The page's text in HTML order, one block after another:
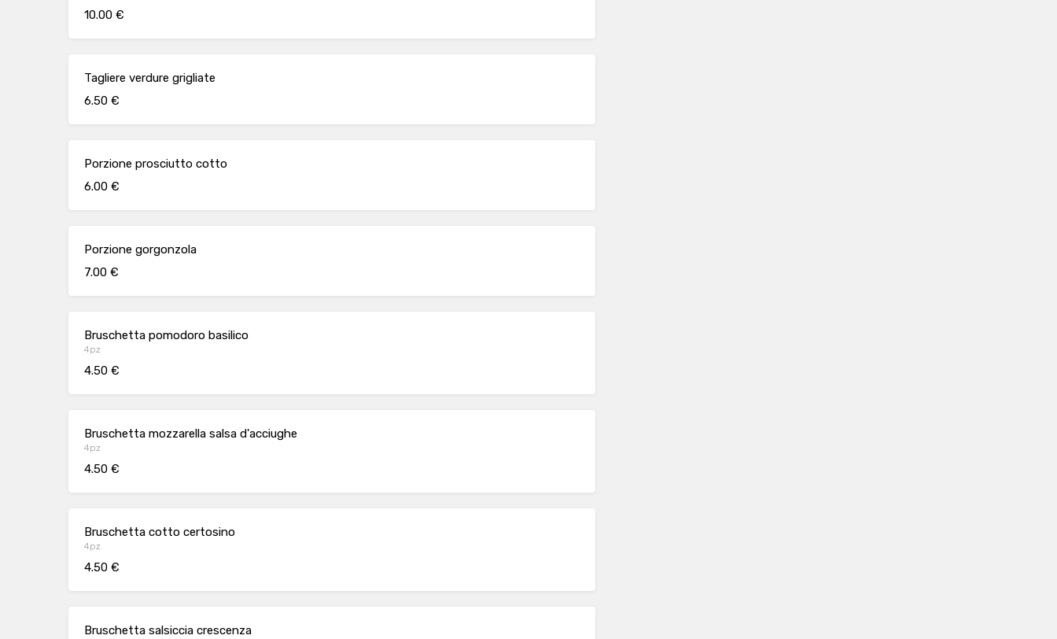
10.00 €
Tagliere verdure grigliate
6.50 €
Porzione prosciutto cotto
6.00 €
Porzione gorgonzola
7.00 €
Bruschetta pomodoro basilico
4pz
4.50 €
Bruschetta mozzarella salsa d'acciughe
4pz
4.50 €
Bruschetta cotto certosino
4pz
4.50 €
Bruschetta salsiccia crescenza